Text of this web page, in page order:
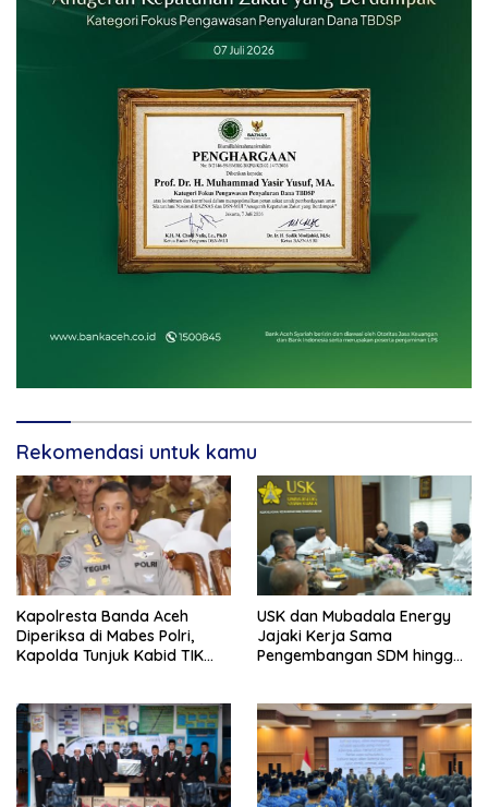
Rekomendasi untuk kamu
Kapolresta Banda Aceh
Diperiksa di Mabes Polri,
Kapolda Tunjuk Kabid TIK
USK dan Mubadala Energy
Jajaki Kerja Sama
Pengembangan SDM hingga